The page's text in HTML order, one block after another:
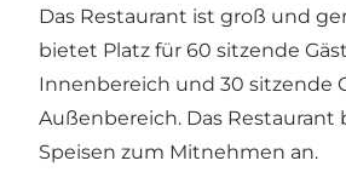
Das Restaurant ist groß und
bietet Platz für 60 sitzende
Innenbereich und 30 sitzende
Außenbereich. Das Restaurant
Speisen zum Mitnehmen an.